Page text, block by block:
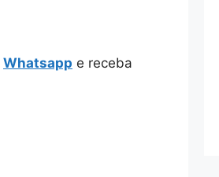
Whatsapp e receba